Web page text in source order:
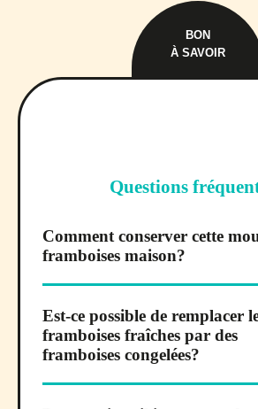
BON
À SAVOIR
Questions
Comment conserver cette
framboises maison?
Est-ce possible de remplacer
framboises fraîches par des
framboises congelées?